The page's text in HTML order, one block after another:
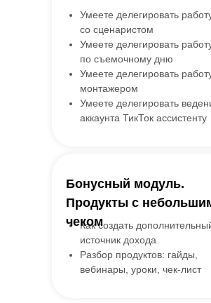
Как создать
источник дохода
Разбор продуктов: гайды,
вебинары, уроки, чек-лист
Бонусный модуль.
Продукты с
чеком
Умеете делегировать
со сценаристом
Умеете делегировать
по съемочному дню
Умеете делегировать
монтажером
Умеете делегировать
аккаунта ТикТок ассистенту